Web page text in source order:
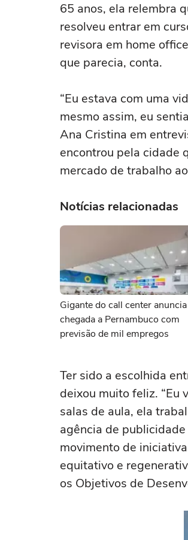
65 anos, ela relembra
resolveu entrar em
revisora em home
que parecia, conta.
“Eu estava com uma
mesmo assim, eu
Ana Cristina em
encontrou pela cidade
mercado de trabalho
Notícias relacionadas
Gigante do call center anuncia
chegada a Pernambuco com
previsão de mil empregos
Ter sido a escolhida
deixou muito feliz. “Eu
salas de aula, ela
agência de
movimento de
equitativo e
os Objetivos de